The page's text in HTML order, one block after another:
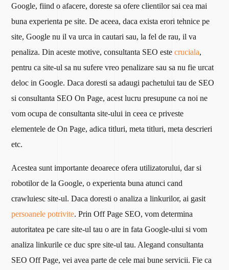
Google, fiind o afacere, doreste sa ofere clientilor sai cea mai
buna experienta pe site. De aceea, daca exista erori tehnice pe
site, Google nu il va urca in cautari sau, la fel de rau, il va
penaliza. Din aceste motive, consultanta SEO estecruciala,
pentru ca site-ul sa nu sufere vreo penalizare sau sa nu fie urcat
deloc in Google.Daca doresti sa adaugi pachetului tau de SEO
si consultanta SEO On Page, acest lucru presupune ca noi ne
vom ocupa de consultanta site-ului in ceea ce priveste
elementele de On Page, adica titluri, meta titluri, meta descrieri
etc.
Acestea sunt importante deoarece ofera utilizatorului, dar si
robotilor de la Google, o experienta buna atunci cand
crawluiesc site-ul. Daca doresti o analiza a linkurilor, ai gasit
persoanele potrivite. Prin Off Page SEO, vom determina
autoritatea pe care site-ul tau o are in fata Google-ului si vom
analiza linkurile ce duc spre site-ul tau. Alegand consultanta
SEO Off Page, vei avea parte de cele mai bune servicii. Fie ca